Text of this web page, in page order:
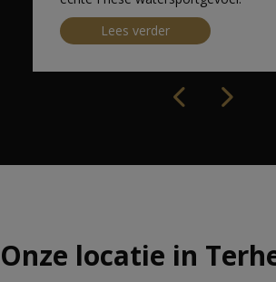
Lees verder
Onze locatie in